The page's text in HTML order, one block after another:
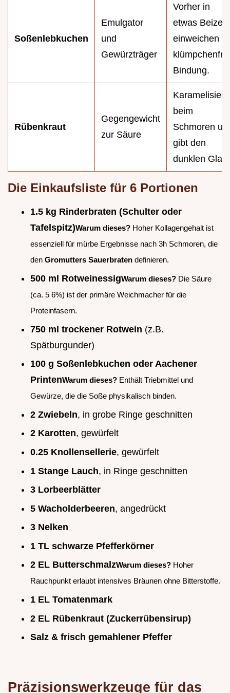
Soßenlebkuchen
Emulgator
und
Gewürzträger
Vorher in
etwas Beize
einweichen
Bindung.
Rübenkraut
Gegengewicht
zur Säure
Karamelisiert
beim
Schmoren
gibt den
dunklen
Die Einkaufsliste für 6 Portionen
1.5 kg Rinderbraten (Schulter oder
Tafelspitz)Warum dieses? Hoher Kollagengehalt ist
essenziell für mürbe Ergebnisse nach 3h Schmoren, die
den Gromutters Sauerbraten definieren.
500 ml RotweinessigWarum dieses? Die Säure
(ca. 5 6%) ist der primäre Weichmacher für die
Proteinfasern.
750 ml trockener Rotwein (z.B.
Spätburgunder)
100 g Soßenlebkuchen oder Aachener
PrintenWarum dieses? Enthält Triebmittel und
Gewürze, die die Soße physikalisch binden.
2 Zwiebeln, in grobe Ringe geschnitten
2 Karotten, gewürfelt
0.25 Knollensellerie, gewürfelt
1 Stange Lauch, in Ringe geschnitten
3 Lorbeerblätter
5 Wacholderbeeren, angedrückt
3 Nelken
1 TL schwarze Pfefferkörner
2 EL ButterschmalzWarum dieses? Hoher
Rauchpunkt erlaubt intensives Bräunen ohne Bitterstoffe.
1 EL Tomatenmark
2 EL Rübenkraut (Zuckerrübensirup)
Salz & frisch gemahlener Pfeffer
Präzisionswerkzeuge für das